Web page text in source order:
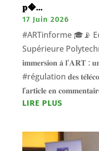
𝐩�…
17 Juin 2026
#ARTinforme 🎓📡
Supérieure
𝐢𝐦𝐦𝐞𝐫𝐬𝐢𝐨𝐧 𝐚̀ 𝐥'𝐀𝐑𝐓 :
#régulation 𝐝𝐞𝐬
𝐥’𝐚𝐫𝐭𝐢𝐜𝐥𝐞 𝐞𝐧
LIRE PLUS